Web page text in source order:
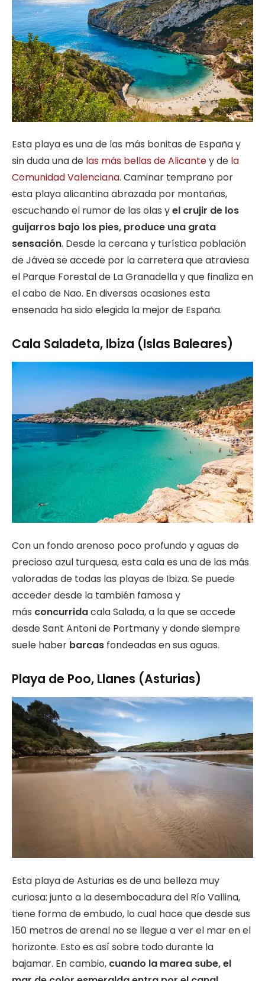
Esta playa es una de las más bonitas de España y
sin duda una de las más bellas de Alicantey de la
Comunidad Valenciana. Caminar temprano por
esta playa alicantina abrazada por montañas,
escuchando el rumor de las olas yel crujir de los
guijarros bajo los pies, produce una grata
sensación. Desde la cercana y turística población
de Jávea se accede por la carretera que atraviesa
el Parque Forestal de La Granadella y que finaliza en
el cabo de Nao. En diversas ocasiones esta
ensenada ha sido elegida la mejor de España.
Cala Saladeta, Ibiza (Islas Baleares)
Con un fondo arenoso poco profundo y aguas de
precioso azul turquesa, esta cala es una de las más
valoradas de todas las playas de Ibiza. Se puede
acceder desde la también famosa y
más concurridacala Salada, a la que se accede
desde Sant Antoni de Portmany y donde siempre
suele haber barcas fondeadas en sus aguas.
Playa de Poo, Llanes (Asturias)
Esta playa de Asturias es de una belleza muy
curiosa: junto a la desembocadura del Río Vallina,
tiene forma de embudo, lo cual hace que desde sus
150 metros de arenal no se llegue a ver el mar en el
horizonte. Esto es así sobre todo durante la
bajamar. En cambio, cuando la marea sube, el